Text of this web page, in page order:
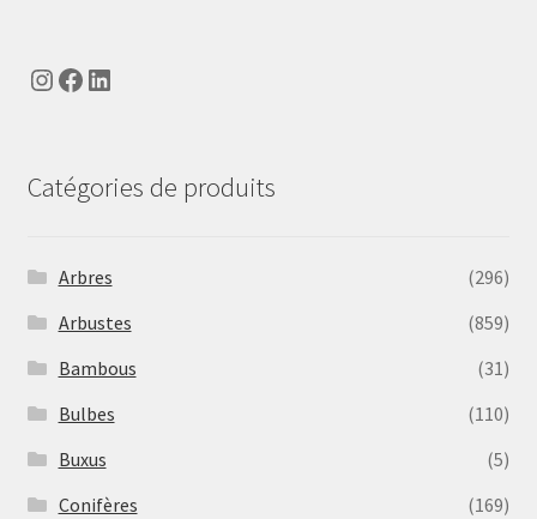
Instagram
Facebook
LinkedIn
Catégories de produits
Arbres
(296)
Arbustes
(859)
Bambous
(31)
Bulbes
(110)
Buxus
(5)
Conifères
(169)